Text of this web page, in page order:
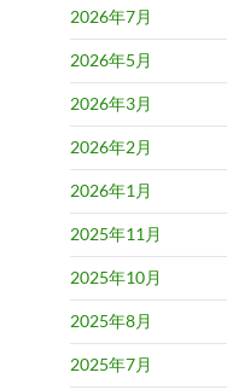
2026年7月
2026年5月
2026年3月
2026年2月
2026年1月
2025年11月
2025年10月
2025年8月
2025年7月